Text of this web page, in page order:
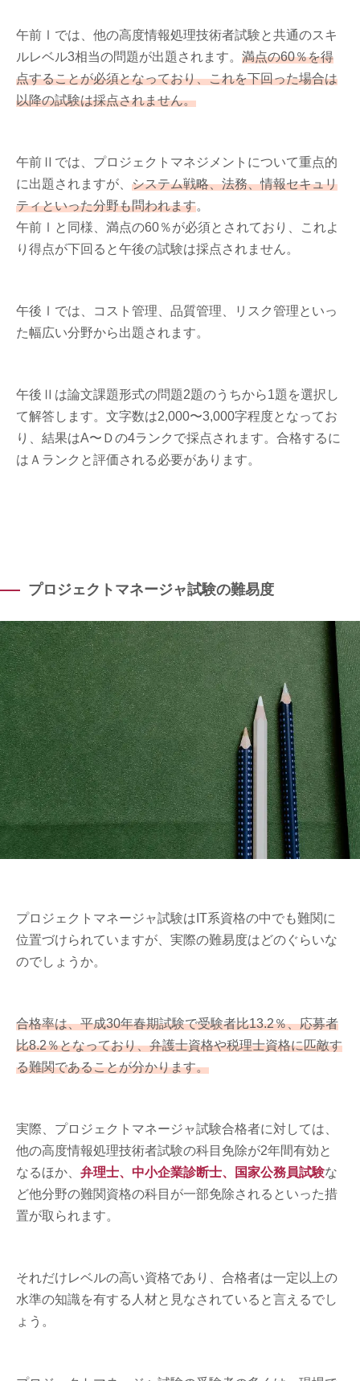
午前Ⅰでは、他の高度情報処理技術者試験と共通のスキ
ルレベル3相当の問題が出題されます。 満点の60％を得
点することが必須となっており、これを下回った場合は
以降の試験は採点されません。
午前Ⅱでは、プロジェクトマネジメントについて重点的
に出題されますが、 システム戦略、法務、情報セキュリ
ティといった分野も問われます。
午前Ⅰと同様、満点の60％が必須とされており、これよ
り得点が下回ると午後の試験は採点されません。
午後Ⅰでは、コスト管理、品質管理、リスク管理といっ
た幅広い分野から出題されます。
午後Ⅱは論文課題形式の問題2題のうちから1題を選択し
て解答します。文字数は2,000〜3,000字程度となってお
り、結果はA〜Ｄの4ランクで採点されます。合格するに
はＡランクと評価される必要があります。
プロジェクトマネージャ試験の難易度
プロジェクトマネージャ試験はIT系資格の中でも難関に
位置づけられていますが、実際の難易度はどのぐらいな
のでしょうか。
合格率は、平成30年春期試験で受験者比13.2％、応募者
比8.2％となっており、弁護士資格や税理士資格に匹敵す
る難関であることが分かります。
実際、プロジェクトマネージャ試験合格者に対しては、
他の高度情報処理技術者試験の科目免除が2年間有効と
なるほか、 弁理士、中小企業診断士、国家公務員試験な
ど他分野の難関資格の科目が一部免除されるといった措
置が取られます。
それだけレベルの高い資格であり、合格者は一定以上の
水準の知識を有する人材と見なされていると言えるでし
ょう。